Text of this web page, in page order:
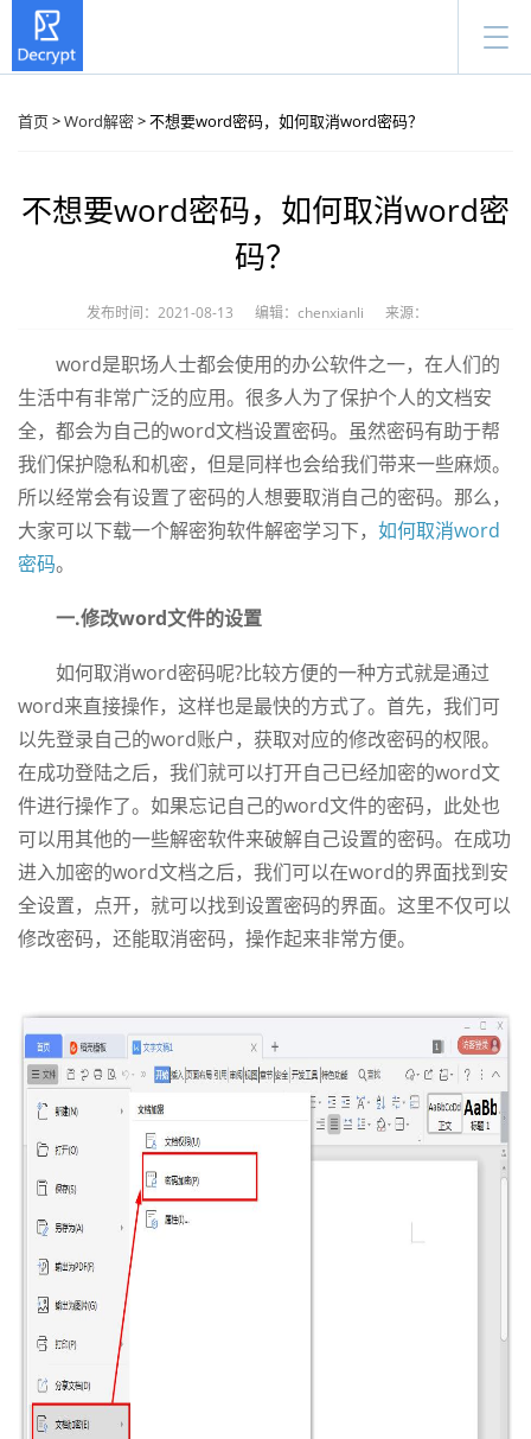
首页>Word解密> 不想要word密码，如何取消word密码？
不想要word密码，如何取消word密
码？
发布时间：2021-08-13 编辑：chenxianli 来源：
word是职场人士都会使用的办公软件之一，在人们的
生活中有非常广泛的应用。很多人为了保护个人的文档安
全，都会为自己的word文档设置密码。虽然密码有助于帮
我们保护隐私和机密，但是同样也会给我们带来一些麻烦。
所以经常会有设置了密码的人想要取消自己的密码。那么，
大家可以下载一个解密狗软件解密学习下， 如何取消word
密码。
一.修改word文件的设置
如何取消word密码呢?比较方便的一种方式就是通过
word来直接操作，这样也是最快的方式了。首先，我们可
以先登录自己的word账户，获取对应的修改密码的权限。
在成功登陆之后，我们就可以打开自己已经加密的word文
件进行操作了。如果忘记自己的word文件的密码，此处也
可以用其他的一些解密软件来破解自己设置的密码。在成功
进入加密的word文档之后，我们可以在word的界面找到安
全设置，点开，就可以找到设置密码的界面。这里不仅可以
修改密码，还能取消密码，操作起来非常方便。